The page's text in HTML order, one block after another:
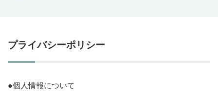
プライバシーポリシー
●個人情報について